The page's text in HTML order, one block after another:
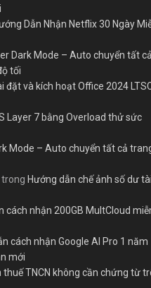
Dẫn Nhận Netflix 30 Ngày
Dark Mode – Auto chuyển tất cả
tối
đặt và kích hoạt Office 2024
Layer 7 bằng Overload thử sức
Mode – Auto chuyển tất cả
trong Hướng dẫn chế ảnh số dư tài
cách nhận 200GB MultCloud
cách nhận Google AI Pro 1 năm
mới
thuế TNCN không cần chứng từ